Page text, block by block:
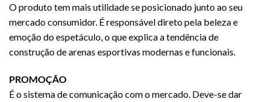
O produto tem mais utilidade se posicionado junto ao seu
mercado consumidor. É responsável direto pela beleza e
emoção do espetáculo, o que explica a tendência de
construção de arenas esportivas modernas e funcionais.
PROMOÇÃO
É o sistema de comunicação com o mercado. Deve-se dar